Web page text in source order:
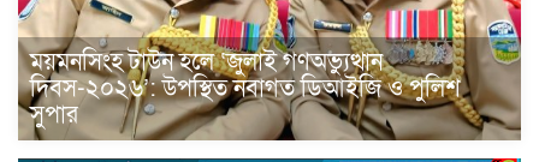
ময়মনসিংহ টাউন হলে ‘জুলাই গণঅভ্যুত্থান
দিবস-২০২৬’: উপস্থিত নবাগত ডিআইজি ও পুলিশ
সুপার